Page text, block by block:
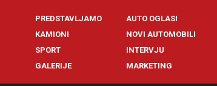
PREDSTAVLJAMO
KAMIONI
SPORT
GALERIJE
AUTO OGLASI
NOVI AUTOMOBILI
INTERVJU
MARKETING